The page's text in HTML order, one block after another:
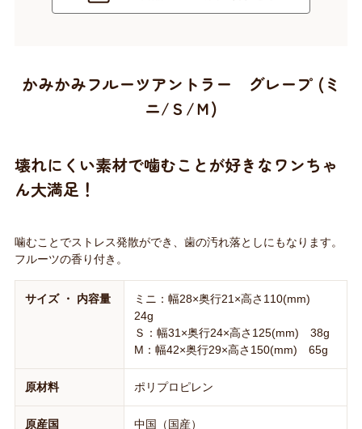
かみかみフルーツアントラー グレープ (ミ
ニ/Ｓ/Ｍ)
壊れにくい素材で噛むことが好きなワンちゃ
ん大満足！
噛むことでストレス発散ができ、歯の汚れ落としにもなります。
フルーツの香り付き。
サイズ ・ 内容量
ミニ：幅28×奥行21×高さ110(mm)
24g
Ｓ：幅31×奥行24×高さ125(mm) 38g
M：幅42×奥行29×高さ150(mm) 65g
原材料 ポリプロピレン
原産国 中国（国産）